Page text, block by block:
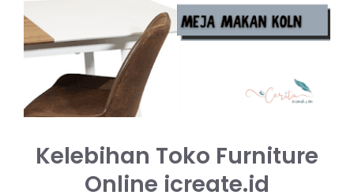
Kelebihan Toko Furniture
Online icreate.id